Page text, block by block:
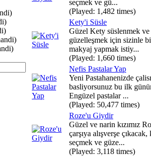
seçmek ve gü...
(Played: 1,482 times)
Kety'i Süsle
Güzel Kety süslenmek ve
güzelleşmek için sizinle
makyaj yapmak istiy...
(Played: 1,660 times)
Nefis Pastalar Yap
Yeni Pastahanenizde
basliyorsunuz bu ilk
Engüzel pastalar ...
(Played: 50,477 times)
Roze'u Giydir
Güzel ve narin kızımız
çarşıya alışverşe çıkacak,
seçmek ve güze...
(Played: 3,118 times)